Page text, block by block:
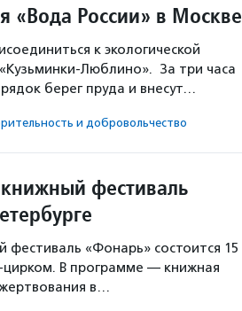
«Вода России» в Москве
к экологической
Люблино». За три часа
берег пруда и внесут…
и доброволь­чест­во
фестиваль
фестиваль «Фонарь» состоится 15
цирком. В программе — книжная
в…